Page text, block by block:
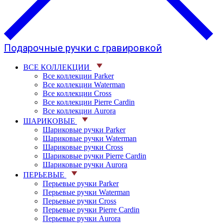
Подарочные ручки с гравировкой
ВСЕ КОЛЛЕКЦИИ
Все коллекции Parker
Все коллекции Waterman
Все коллекции Cross
Все коллекции Pierre Cardin
Все коллекции Aurora
ШАРИКОВЫЕ
Шариковые ручки Parker
Шариковые ручки Waterman
Шариковые ручки Cross
Шариковые ручки Pierre Cardin
Шариковые ручки Aurora
ПЕРЬЕВЫЕ
Перьевые ручки Parker
Перьевые ручки Waterman
Перьевые ручки Cross
Перьевые ручки Pierre Cardin
Перьевые ручки Aurora